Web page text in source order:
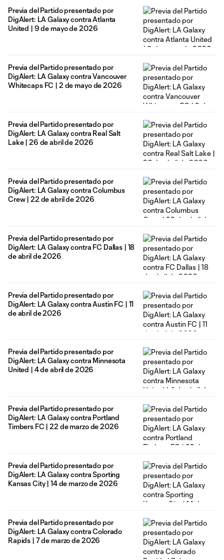
Previa del Partido presentado por
DigAlert: LA Galaxy contra Atlanta
United | 9 de mayo de 2026
Previa del Partido presentado por
DigAlert: LA Galaxy contra Vancouver
Whitecaps FC | 2 de mayo de 2026
Previa del Partido presentado por
DigAlert: LA Galaxy contra Real Salt
Lake | 26 de abril de 2026
Previa del Partido presentado por
DigAlert: LA Galaxy contra Columbus
Crew | 22 de abril de 2026
Previa del Partido presentado por
DigAlert: LA Galaxy contra FC Dallas | 18
de abril de 2026
Previa del Partido presentado por
DigAlert: LA Galaxy contra Austin FC | 11
de abril de 2026
Previa del Partido presentado por
DigAlert: LA Galaxy contra Minnesota
United | 4 de abril de 2026
Previa del Partido presentado por
DigAlert: LA Galaxy contra Portland
Timbers FC | 22 de marzo de 2026
Previa del Partido presentado por
DigAlert: LA Galaxy contra Sporting
Kansas City | 14 de marzo de 2026
Previa del Partido presentado por
DigAlert: LA Galaxy contra Colorado
Rapids | 7 de marzo de 2026